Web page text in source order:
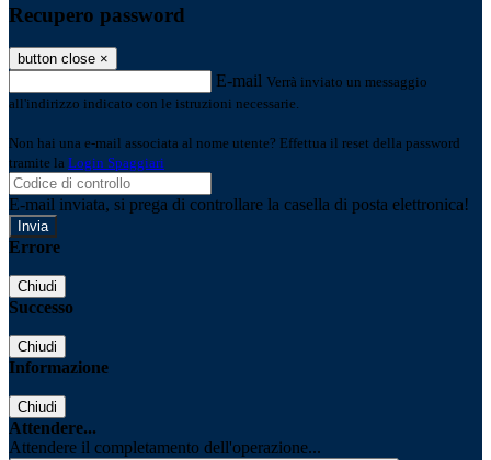
Recupero password
button close ×
E-mail Verrà inviato un messaggio
all'indirizzo indicato con le istruzioni necessarie.
Non hai una e-mail associata al nome utente? Effettua il reset della password
tramite la Login Spaggiari
E-mail inviata, si prega di controllare la casella di posta elettronica!
Errore
Chiudi
Successo
Chiudi
Informazione
Chiudi
Attendere...
Attendere il completamento dell'operazione...